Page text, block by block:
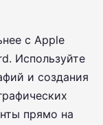
с Apple
Используйте
и создания
прямо на